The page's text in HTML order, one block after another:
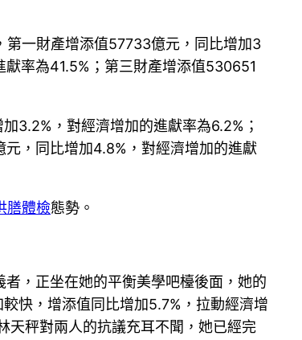
第一財產增添值57733億元，同比增加3
率為41.5%；第三財產增添值530651
3.2%，對經濟增加的進獻率為6.2%；
，同比增加4.8%，對經濟增加的進獻
膳體檢態勢。
，正坐在她的平衡美學吧檯後面，她的
快，增添值同比增加5.7%，拉動經濟增
天秤對兩人的抗議充耳不聞，她已經完